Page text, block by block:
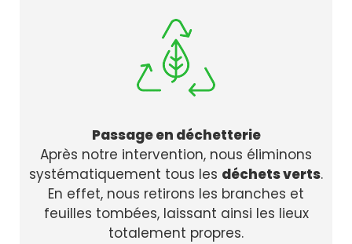
Passage en déchetterie
Après notre intervention, nous éliminons
systématiquement tous les déchets verts.
En effet, nous retirons les branches et
feuilles tombées, laissant ainsi les lieux
totalement propres.